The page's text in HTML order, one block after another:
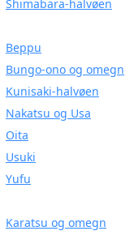
Shimabara-halvøen
Beppu
Bungo-ono og omegn
Kunisaki-halvøen
Nakatsu og Usa
Oita
Usuki
Yufu
Karatsu og omegn